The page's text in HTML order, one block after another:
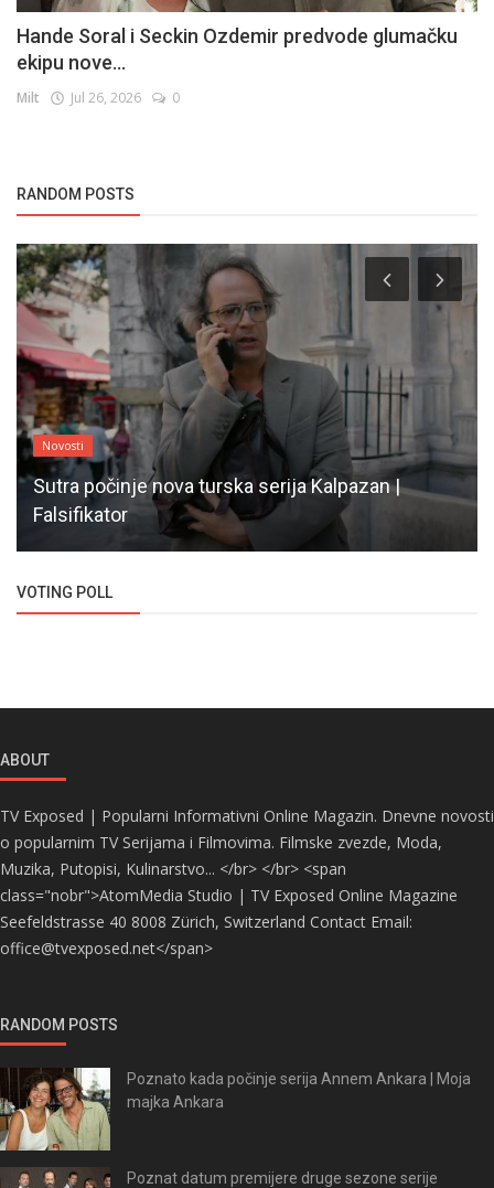
Hande Soral i Seckin Ozdemir predvode glumačku
ekipu nove...
Milt Jul 26, 2026 0
RANDOM POSTS
Novosti
Sutra počinje nova turska serija Kalpazan |
Falsifikator
VOTING POLL
ABOUT
TV Exposed | Popularni Informativni Online Magazin. Dnevne novosti
o popularnim TV Serijama i Filmovima. Filmske zvezde, Moda,
Muzika, Putopisi, Kulinarstvo... </br> </br> <span
class="nobr">AtomMedia Studio | TV Exposed Online Magazine
Seefeldstrasse 40 8008 Zürich, Switzerland Contact Email:
office@tvexposed.net</span>
RANDOM POSTS
Poznato kada počinje serija Annem Ankara | Moja
majka Ankara
Poznat datum premijere druge sezone serije